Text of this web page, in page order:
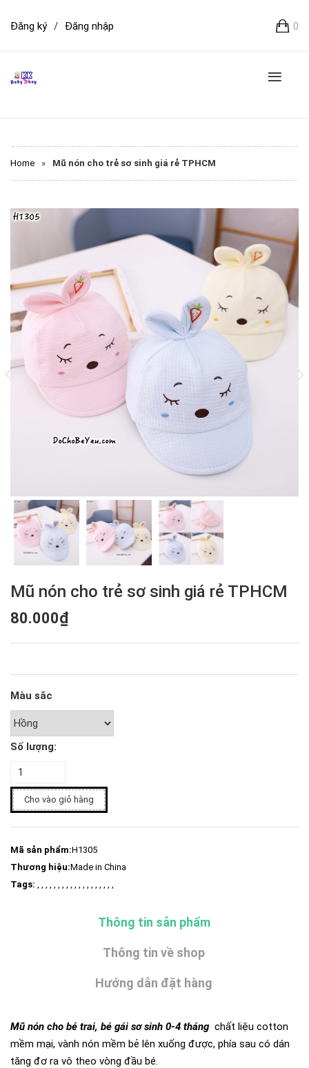
0
Đăng ký / Đăng nhập
Home » Mũ nón cho trẻ sơ sinh giá rẻ TPHCM
Mũ nón cho trẻ sơ sinh giá rẻ TPHCM
80.000₫
Màu sắc
Số lượng:
Cho vào giỏ hàng
Mã sản phẩm:H1305
Thương hiệu:Made in China
Tags: , , , , , , , , , , , , , , , , , , ,
Thông tin sản phẩm
Thông tin về shop
Hướng dẫn đặt hàng
Mũ nón cho bé trai, bé gái sơ sinh 0-4 tháng chất liệu cotton
mềm mại, vành nón mềm bẻ lên xuống được, phía sau có dán
tăng đơ ra vô theo vòng đầu bé.